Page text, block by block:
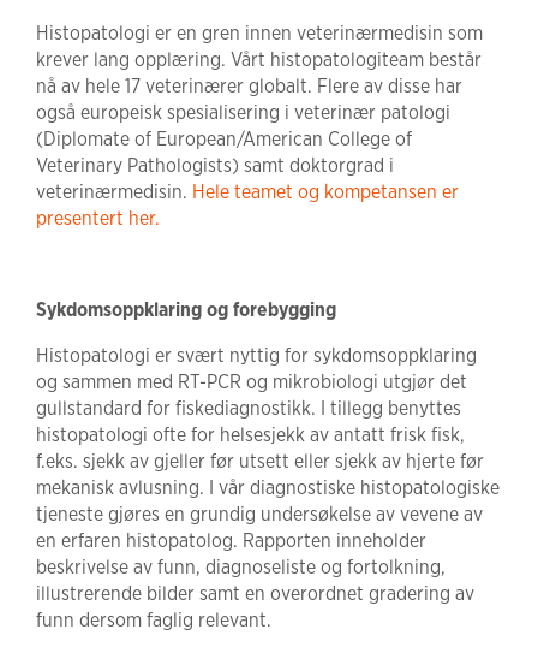
Histopatologi er en gren innen veterinærmedisin som
krever lang opplæring. Vårt histopatologiteam består
nå av hele 17 veterinærer globalt. Flere av disse har
også europeisk spesialisering i veterinær patologi
(Diplomate of European/American College of
Veterinary Pathologists) samt doktorgrad i
veterinærmedisin. Hele teamet og kompetansen er
presentert her.
Sykdomsoppklaring og forebygging
Histopatologi er svært nyttig for sykdomsoppklaring
og sammen med RT-PCR og mikrobiologi utgjør det
gullstandard for fiskediagnostikk. I tillegg benyttes
histopatologi ofte for helsesjekk av antatt frisk fisk,
f.eks. sjekk av gjeller før utsett eller sjekk av hjerte før
mekanisk avlusning. I vår diagnostiske histopatologiske
tjeneste gjøres en grundig undersøkelse av vevene av
en erfaren histopatolog. Rapporten inneholder
beskrivelse av funn, diagnoseliste og fortolkning,
illustrerende bilder samt en overordnet gradering av
funn dersom faglig relevant.